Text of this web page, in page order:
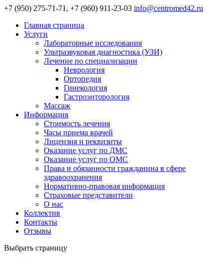
+7 (950) 275-71-71, +7 (960) 911-23-03 info@centromed42.ru
Главная страница
Услуги
Лабораторные исследования
Ультразвуковая диагностика (УЗИ)
Лечение по специализации
Неврология
Ортопедия
Гинекология
Гастроэнторология
Массаж
Информация
Стоимость лечения
Часы приема врачей
Лицензия и реквизиты
Оказание услуг по ДМС
Оказание услуг по ОМС
Права и обязанности гражданина в сфере
здравоохранения
Нормативно-правовая информация
Страховые представители
О нас
Коллектив
Контакты
Отзывы
Выбрать страницу